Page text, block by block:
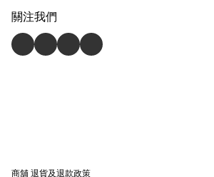
關注我們
商舖退貨及退款政策